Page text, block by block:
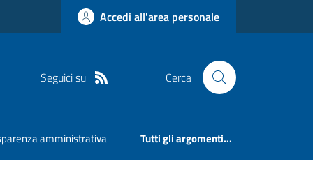
Accedi all'area personale
Seguici su Cerca
amministrativa Tutti gli argomenti...